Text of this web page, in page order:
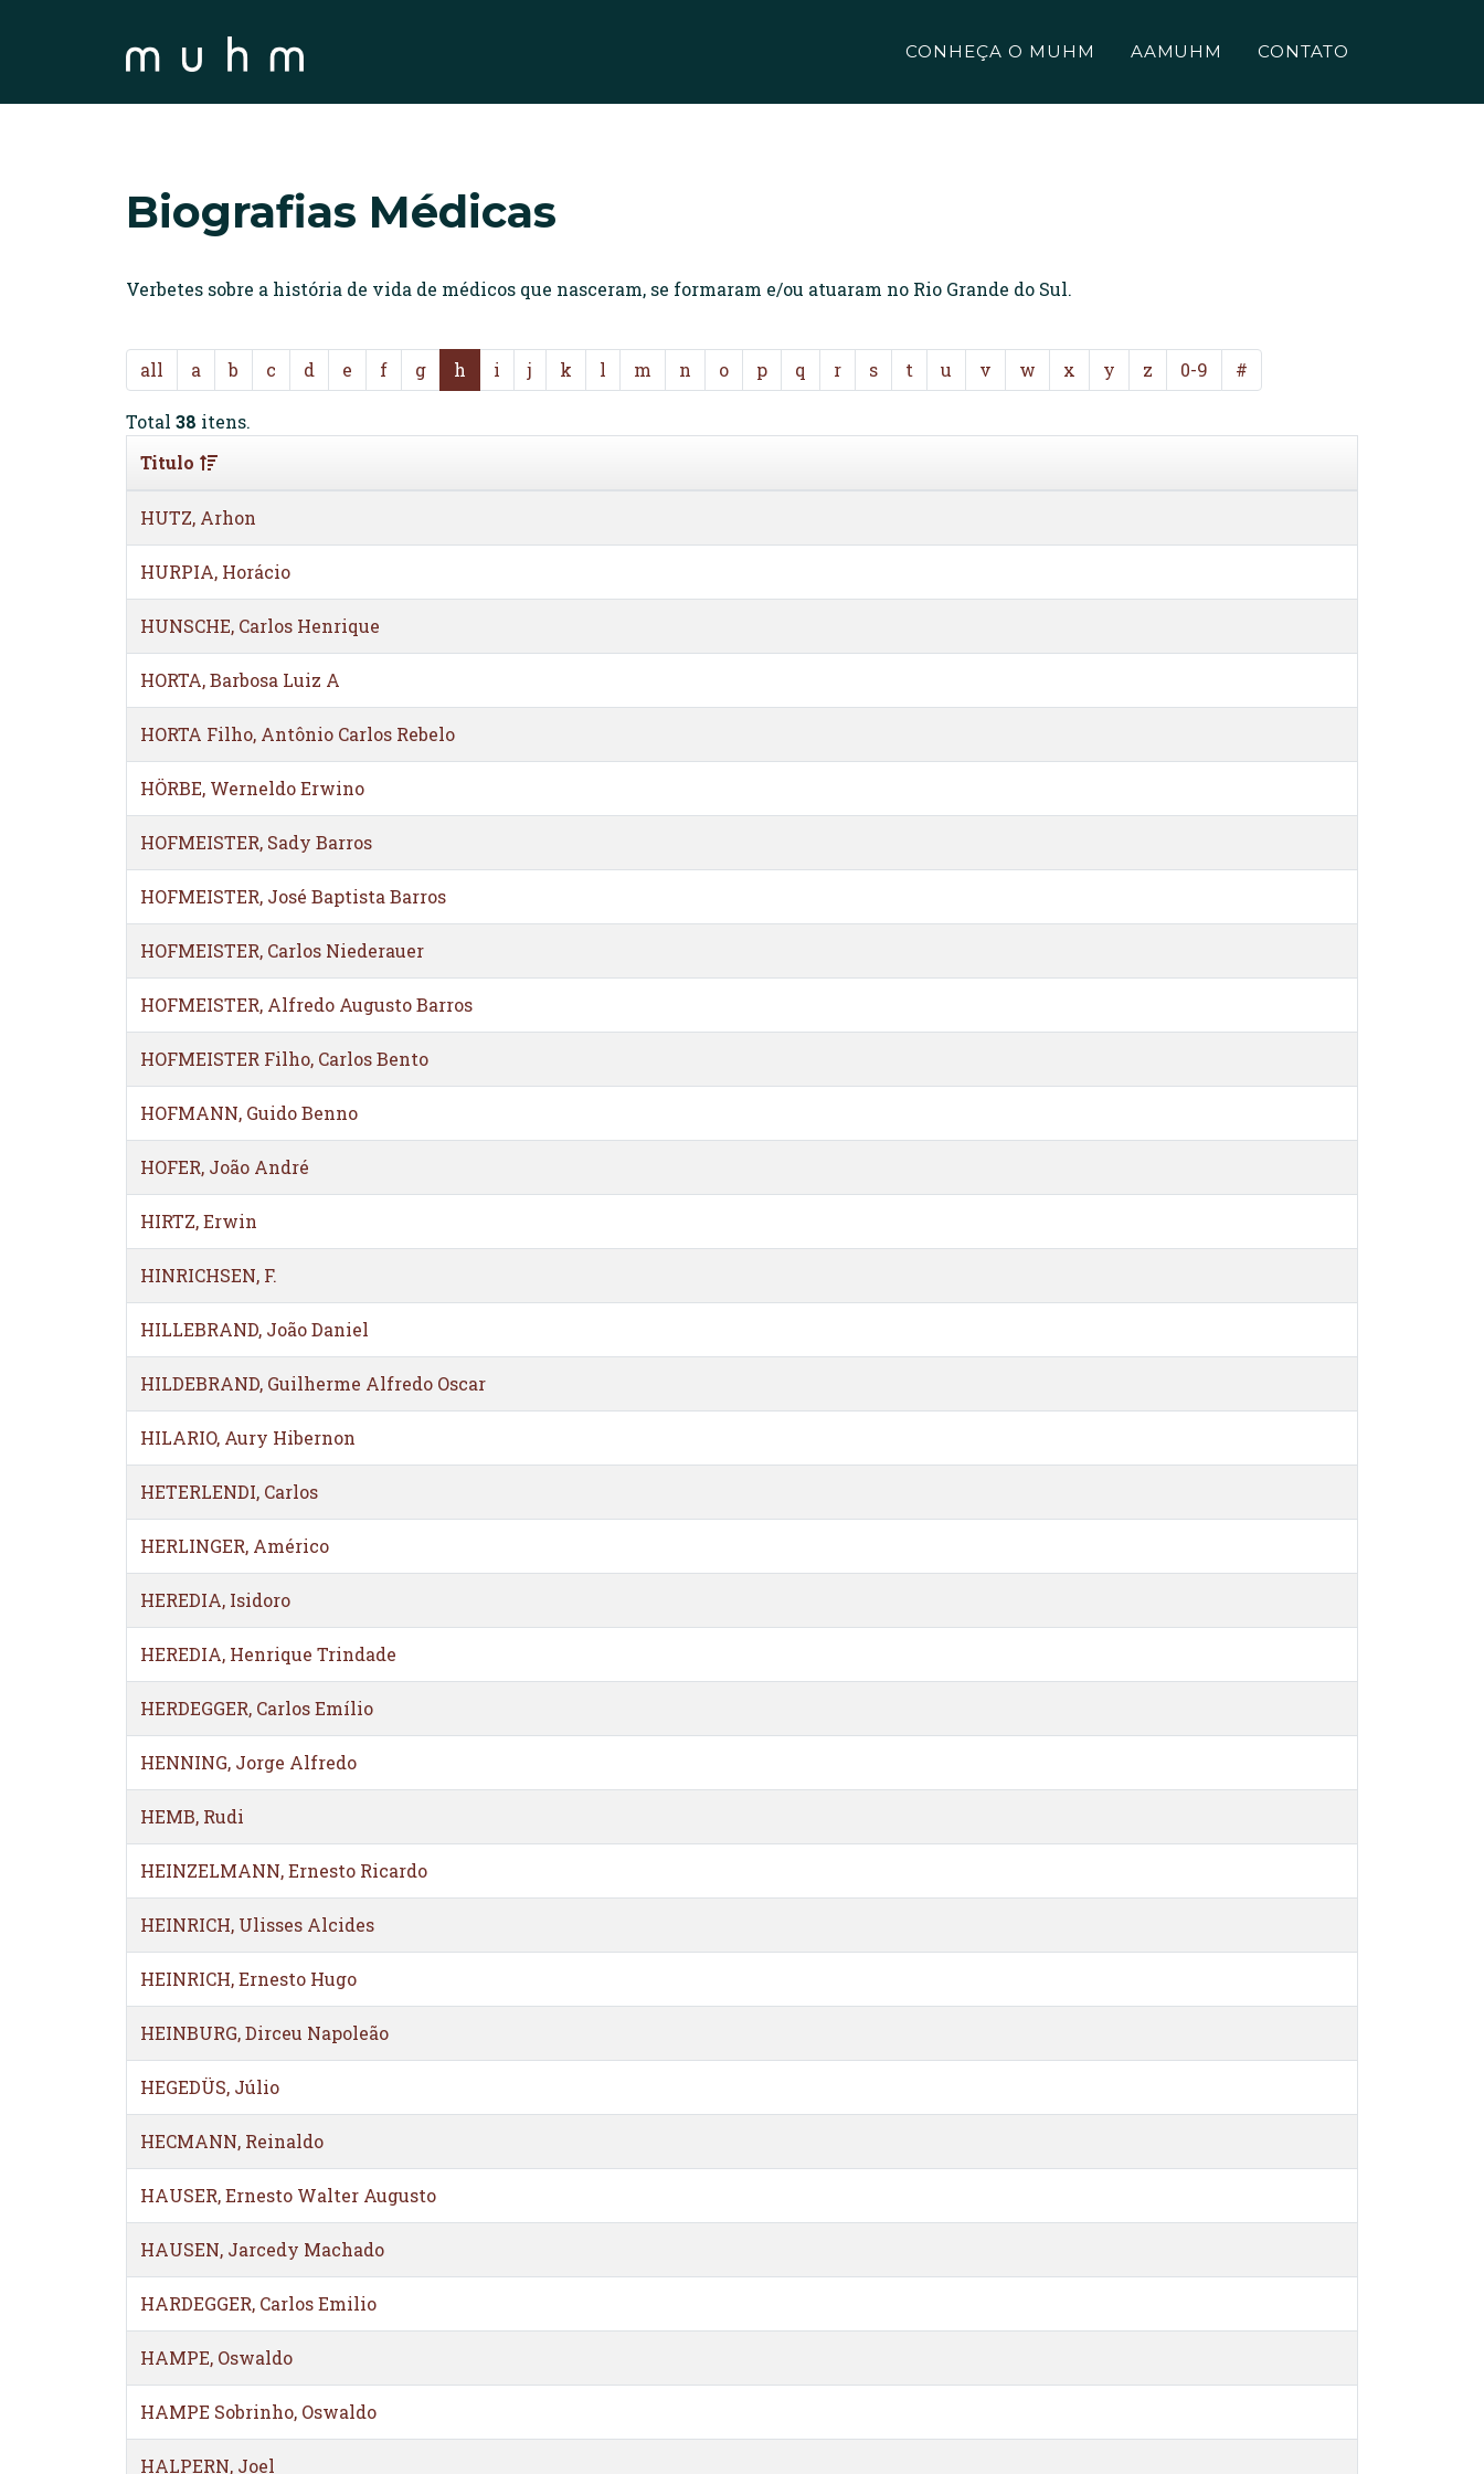
CONHEÇA O MUHM AAMUHM CONTATO
Biografias Médicas
Verbetes sobre a história de vida de médicos que nasceram, se formaram e/ou atuaram no Rio Grande do Sul.
all a b c d e f g h i j k l m n o p q r s t u v w x y z 0-9 #
Total 38 itens.
Titulo
HUTZ, Arhon
HURPIA, Horácio
HUNSCHE, Carlos Henrique
HORTA, Barbosa Luiz A
HORTA Filho, Antônio Carlos Rebelo
HÖRBE, Werneldo Erwino
HOFMEISTER, Sady Barros
HOFMEISTER, José Baptista Barros
HOFMEISTER, Carlos Niederauer
HOFMEISTER, Alfredo Augusto Barros
HOFMEISTER Filho, Carlos Bento
HOFMANN, Guido Benno
HOFER, João André
HIRTZ, Erwin
HINRICHSEN, F.
HILLEBRAND, João Daniel
HILDEBRAND, Guilherme Alfredo Oscar
HILARIO, Aury Hibernon
HETERLENDI, Carlos
HERLINGER, Américo
HEREDIA, Isidoro
HEREDIA, Henrique Trindade
HERDEGGER, Carlos Emílio
HENNING, Jorge Alfredo
HEMB, Rudi
HEINZELMANN, Ernesto Ricardo
HEINRICH, Ulisses Alcides
HEINRICH, Ernesto Hugo
HEINBURG, Dirceu Napoleão
HEGEDÜS, Júlio
HECMANN, Reinaldo
HAUSER, Ernesto Walter Augusto
HAUSEN, Jarcedy Machado
HARDEGGER, Carlos Emilio
HAMPE, Oswaldo
HAMPE Sobrinho, Oswaldo
HALPERN, Joel